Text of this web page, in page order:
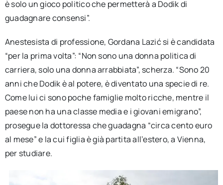
è solo un gioco politico che permetterà a Dodik di
guadagnare consensi”.
Anestesista di professione, Gordana Lazić si è candidata
“per la prima volta”: “Non sono una donna politica di
carriera, solo una donna arrabbiata”, scherza. “Sono 20
anni che Dodik è al potere, è diventato una specie di re.
Come lui ci sono poche famiglie molto ricche, mentre il
paese non ha una classe media e i giovani emigrano”,
prosegue la dottoressa che guadagna “circa cento euro
al mese” e la cui figlia è già partita all’estero, a Vienna,
per studiare.